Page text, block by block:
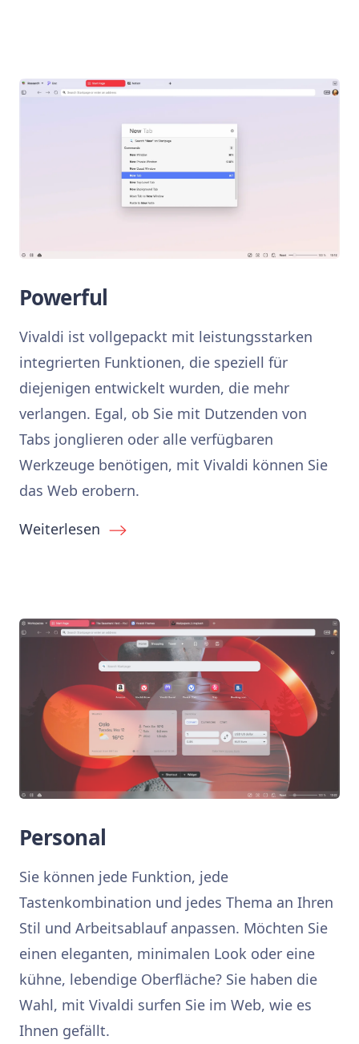
Powerful
Vivaldi ist vollgepackt mit leistungsstarken
integrierten Funktionen, die speziell für
diejenigen entwickelt wurden, die mehr
verlangen. Egal, ob Sie mit Dutzenden von
Tabs jonglieren oder alle verfügbaren
Werkzeuge benötigen, mit Vivaldi können Sie
das Web erobern.
Weiterlesen
Personal
Sie können jede Funktion, jede
Tastenkombination und jedes Thema an Ihren
Stil und Arbeitsablauf anpassen. Möchten Sie
einen eleganten, minimalen Look oder eine
kühne, lebendige Oberfläche? Sie haben die
Wahl, mit Vivaldi surfen Sie im Web, wie es
Ihnen gefällt.